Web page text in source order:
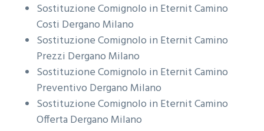
Sostituzione Comignolo in Eternit Camino
Costi Dergano Milano
Sostituzione Comignolo in Eternit Camino
Prezzi Dergano Milano
Sostituzione Comignolo in Eternit Camino
Preventivo Dergano Milano
Sostituzione Comignolo in Eternit Camino
Offerta Dergano Milano